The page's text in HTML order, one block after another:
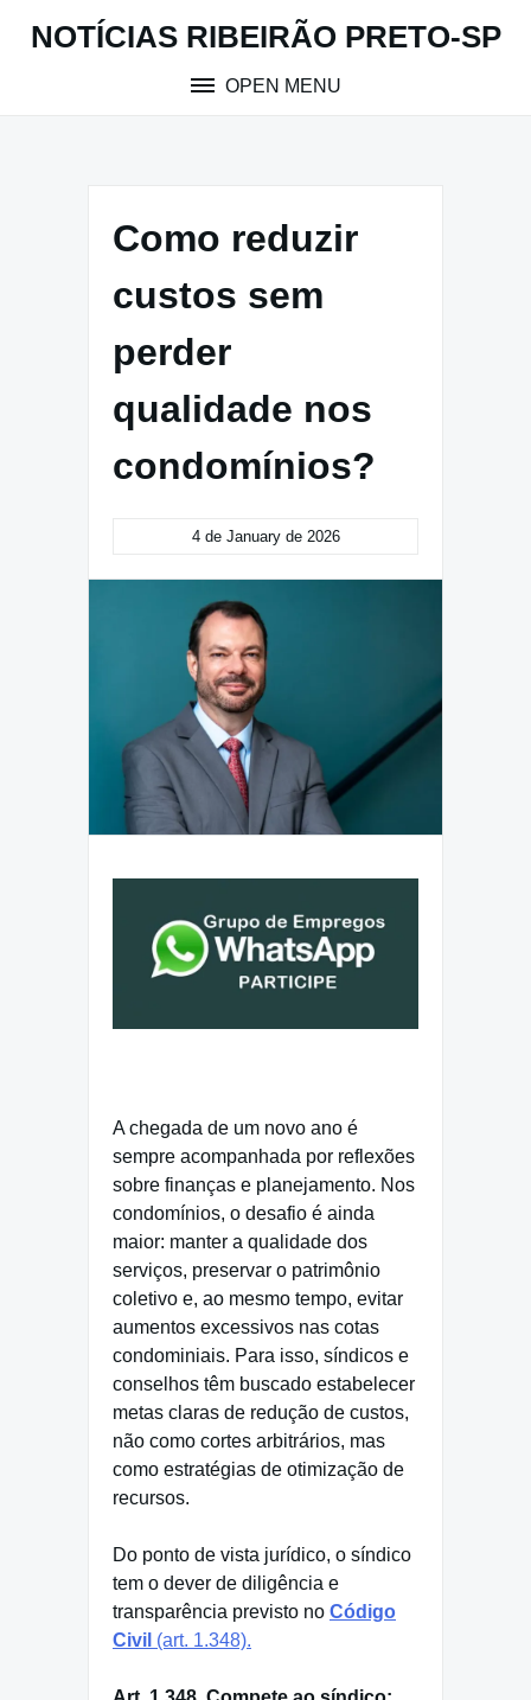
NOTÍCIAS RIBEIRÃO PRETO-SP
OPEN MENU
Como reduzir
custos sem
perder
qualidade nos
condomínios?
4 de January de 2026
A chegada de um novo ano é
sempre acompanhada por reflexões
sobre finanças e planejamento. Nos
condomínios, o desafio é ainda
maior: manter a qualidade dos
serviços, preservar o patrimônio
coletivo e, ao mesmo tempo, evitar
aumentos excessivos nas cotas
condominiais. Para isso, síndicos e
conselhos têm buscado estabelecer
metas claras de redução de custos,
não como cortes arbitrários, mas
como estratégias de otimização de
recursos.
Do ponto de vista jurídico, o síndico
tem o dever de diligência e
transparência previsto no Código
Civil (art. 1.348).